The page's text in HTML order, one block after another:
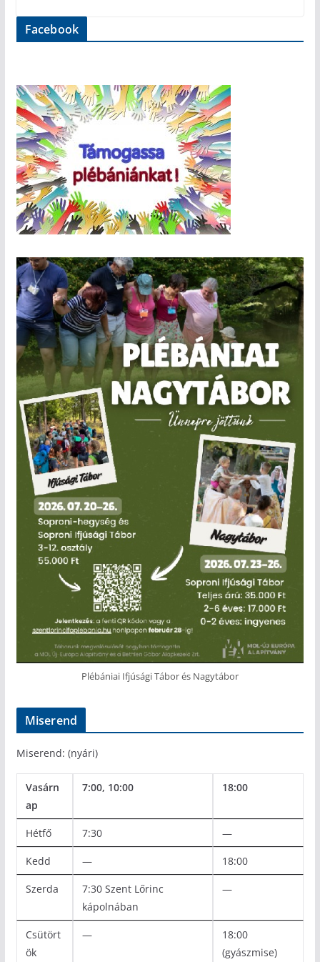
Facebook
Plébániai Ifjúsági Tábor és Nagytábor
Miserend
Miserend: (nyári)
Vasárn
ap
7:00, 10:00 18:00
Hétfő 7:30 —
Kedd — 18:00
Szerda
7:30 Szent Lőrinc
kápolnában
—
Csütört
ök
—
18:00
(gyászmise)